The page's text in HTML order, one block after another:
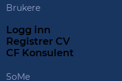
Brukere
Logg inn
Registrer CV
CF Konsulent
SoMe